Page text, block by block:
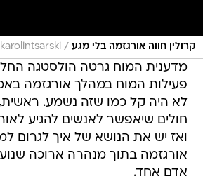
קרולין חווה אורגזמה בלי מגע /
karolintsarski
מדענית המוח גרטה הולסטגה
לא היה קל כמו שזה נשמע.
ואז יש את הנושא של איך לגרום
אורגזמה בתוך מנהרה ארוכה
אדם אחד.